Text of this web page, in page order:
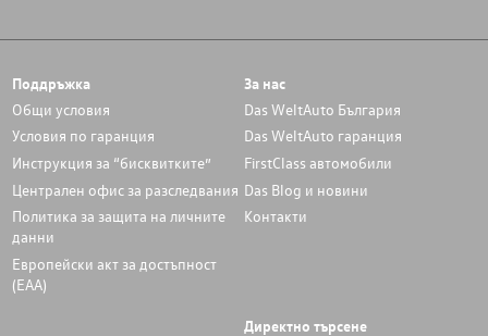
Поддръжка
Общи условия
Условия по гаранция
Инструкция за “бисквитките”
Централен офис за разследвания
Политика за защита на личните
данни
Европейски акт за достъпност
(ЕАА)
За нас
Das WeltAuto България
Das WeltAuto гаранция
FirstClass автомобили
Das Blog и новини
Контакти
Директно търсене